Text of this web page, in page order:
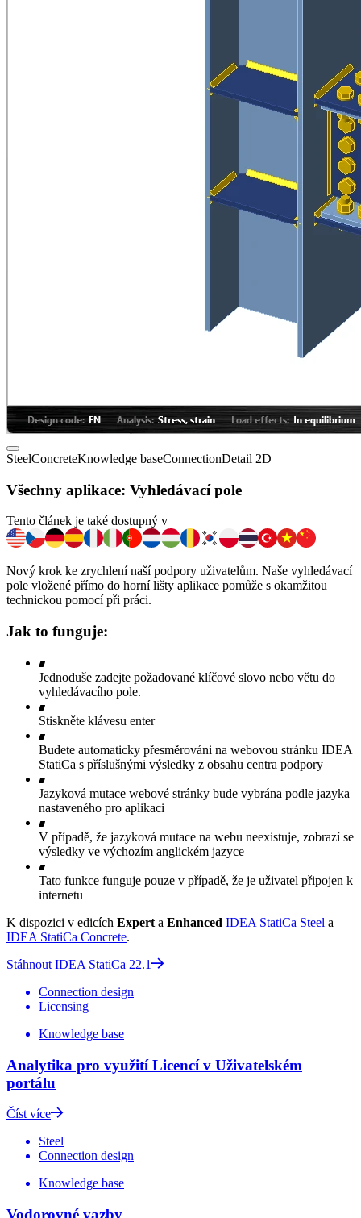
SteelConcreteKnowledge baseConnectionDetail 2D
Všechny aplikace: Vyhledávací pole
Tento článek je také dostupný v
Nový krok ke zrychlení naší podpory uživatelům. Naše vyhledávací
pole vložené přímo do horní lišty aplikace pomůže s okamžitou
technickou pomocí při práci.
Jak to funguje:
Jednoduše zadejte požadované klíčové slovo nebo větu do
vyhledávacího pole.
Stiskněte klávesu enter
Budete automaticky přesměrováni na webovou stránku IDEA
StatiCa s příslušnými výsledky z obsahu centra podpory
Jazyková mutace webové stránky bude vybrána podle jazyka
nastaveného pro aplikaci
V případě, že jazyková mutace na webu neexistuje, zobrazí se
výsledky ve výchozím anglickém jazyce
Tato funkce funguje pouze v případě, že je uživatel připojen k
internetu
K dispozici v edicích Expert a Enhanced IDEA StatiCa Steel a
IDEA StatiCa Concrete.
Stáhnout IDEA StatiCa 22.1
Connection design
Licensing
Knowledge base
Analytika pro využití Licencí v Uživatelském
portálu
Číst více
Steel
Connection design
Knowledge base
Vodorovné vazby